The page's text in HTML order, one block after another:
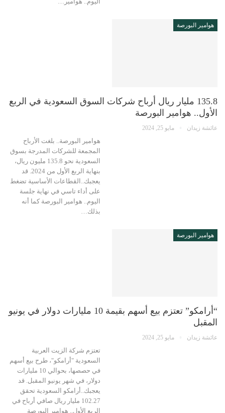
هوامير البورصة
135.8 مليار ريال أرباح شركات السوق السعودية في الربع
الأول.. هوامير البورصة
عائشة زيدان مايو 25, 2024
هوامير البورصة.. بلغت الأرباح
المجمعة للشركات المدرجة بسوق
السعودية نحو 135.8 مليون ريال،
بنهاية الربع الأول من 2024. قد
يعجبك..القطاعات الأساسية تضغط
على أداء تاسي في نهاية جلسة
اليوم.. هوامير البورصة كما أنه
بذلك…
هوامير البورصة
“أرامكو” تعتزم بيع أسهم بقيمة 10 مليارات دولار في يونيو
المقبل
عائشة زيدان مايو 25, 2024
تعتزم شركة الزيت العربية
السعودية "أرامكو"، طرح بيع أسهم
في حصصها، بحوالي 10 مليارات
دولار، في شهر يونيو المقبل. قد
يعجبك..أرامكو السعودية تحقق
102.27 مليار ريال صافي أرباح في
الربع الأول.. هوامير البورصة